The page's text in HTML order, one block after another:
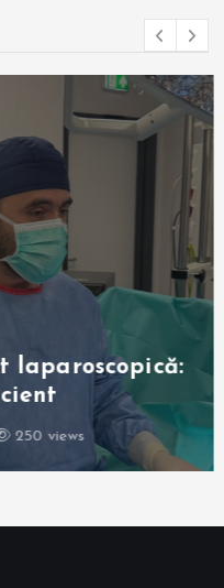
laparoscopică:
250 views